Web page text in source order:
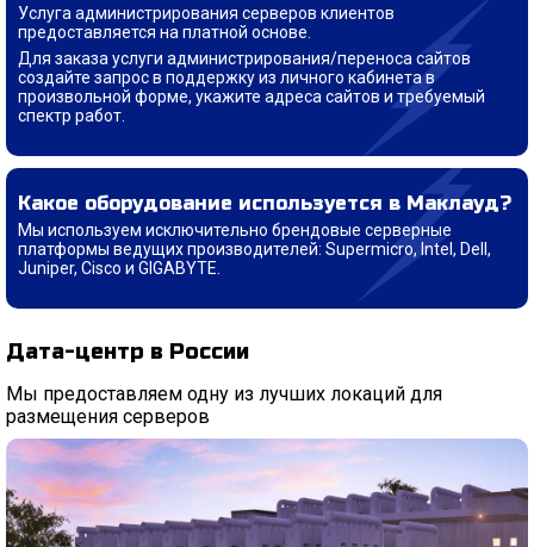
Услуга администрирования серверов клиентов
предоставляется на платной основе.
Для заказа услуги администрирования/переноса сайтов
создайте запрос в поддержку из личного кабинета в
произвольной форме, укажите адреса сайтов и требуемый
спектр работ.
Какое оборудование используется в Маклауд?
Мы используем исключительно брендовые серверные
платформы ведущих производителей: Supermicro, Intel, Dell,
Juniper, Cisco и GIGABYTE.
Дата-центр в России
Мы предоставляем одну из лучших локаций для
размещения серверов